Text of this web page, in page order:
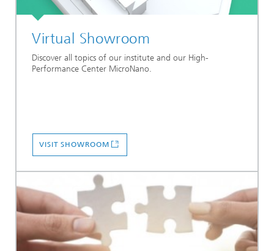
Virtual Showroom
Discover all topics of our institute and our High-
Performance Center MicroNano.
VISIT SHOWROOM